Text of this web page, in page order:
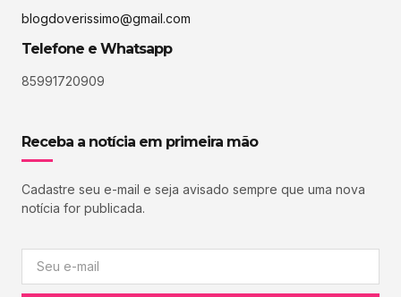
blogdoverissimo@gmail.com
Telefone e Whatsapp
85991720909
Receba a notícia em primeira mão
Cadastre seu e-mail e seja avisado sempre que uma nova
notícia for publicada.